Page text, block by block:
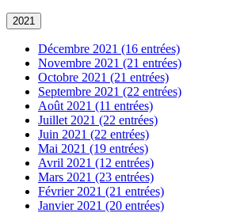
2021
Décembre 2021 (16 entrées)
Novembre 2021 (21 entrées)
Octobre 2021 (21 entrées)
Septembre 2021 (22 entrées)
Août 2021 (11 entrées)
Juillet 2021 (22 entrées)
Juin 2021 (22 entrées)
Mai 2021 (19 entrées)
Avril 2021 (12 entrées)
Mars 2021 (23 entrées)
Février 2021 (21 entrées)
Janvier 2021 (20 entrées)